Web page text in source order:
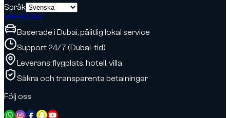
Språk
ENFRRUAR
Baserade i Dubai, pålitlig lokal service
Support 24/7 (Dubai-tid)
Leverans: flygplats, hotell, villa
Säkra och transparenta betalningar
Följ oss